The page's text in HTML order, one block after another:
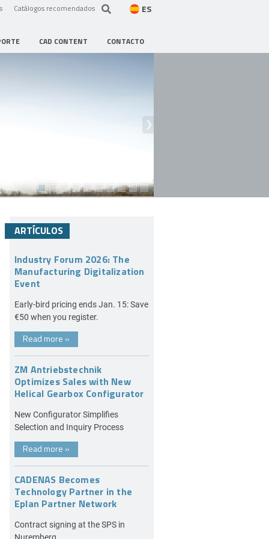
Catálogos recomendados ES
CAD CONTENT CONTACTO
ARTÍCULOS
Industry Forum 2026: The
Manufacturing Digitalization
Event
Early-bird pricing ends Jan. 15: Save
€50 when you register.
Read more »
ZM Antriebstechnik
Optimizes Sales with New
Helical Gearbox Configurator
New Configurator Simplifies
Selection and Inquiry Process
Read more »
CADENAS Becomes
Technology Partner in the
Eplan Partner Network
Contract signing at the SPS in